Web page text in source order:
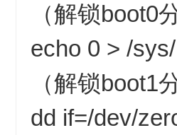
（解锁boot0
echo 0 > /
（解锁boot1
dd if=/dev/